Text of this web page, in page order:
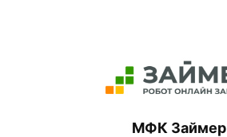
МФК Займер